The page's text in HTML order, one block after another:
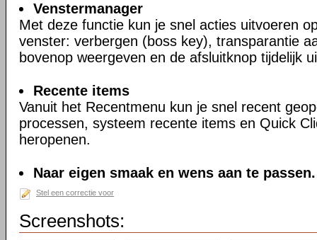
Venstermanager
Met deze functie kun je snel acties uitvoeren
venster: verbergen (boss key), transparantie
bovenop weergeven en de afsluitknop tijdelijk
Recente items
Vanuit het Recentmenu kun je snel recent
processen, systeem recente items en Quick
heropenen.
Naar eigen smaak en wens aan te passen.
Stel een correctie voor
Screenshots: